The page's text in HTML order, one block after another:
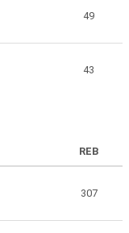
49
43
REB
307